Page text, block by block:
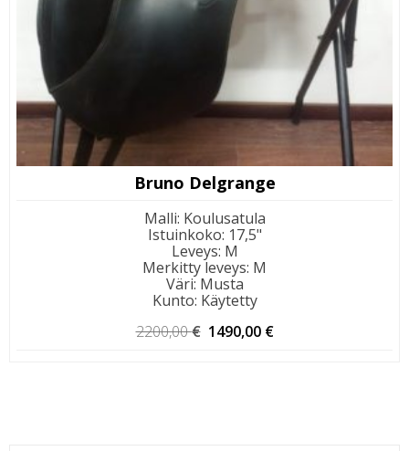
Bruno Delgrange
Malli: Koulusatula
Istuinkoko: 17,5"
Leveys: M
Merkitty leveys: M
Väri: Musta
Kunto: Käytetty
2200,00€ Alkuperäinen
1490,00 €